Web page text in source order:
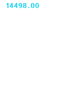
Cena:
14498.00